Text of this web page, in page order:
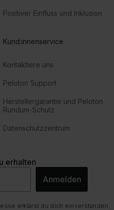
Positiver Einfluss und Inklusion
Kund:innenservice
Kontaktiere uns
Peloton Support
Herstellergarantie und Peloton
Rundum-Schutz
Datenschutzzentrum
erhalten
Anmelden
erklärst du dich einverstanden,